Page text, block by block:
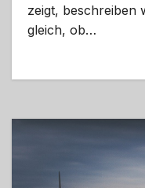
zeigt, beschreiben
gleich, ob…